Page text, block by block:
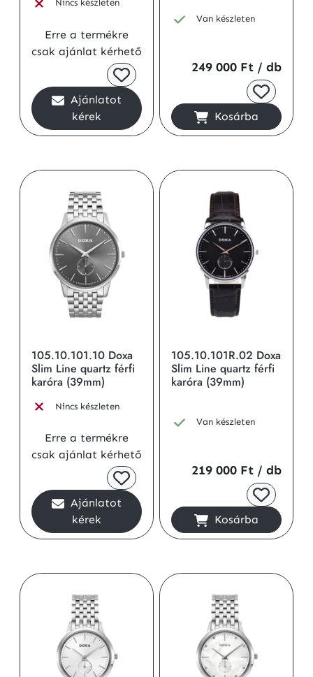
Nincs készleten
Erre a termékre
csak ajánlat kérhető
kérek
Van készleten
249 000 Ft / db
Kosárba
105.10.101.10 Doxa
Slim Line quartz férfi
karóra (39mm)
Nincs készleten
Erre a termékre
csak ajánlat kérhető
kérek
105.10.101R.02 Doxa
Slim Line quartz férfi
karóra (39mm)
Van készleten
219 000 Ft / db
Kosárba